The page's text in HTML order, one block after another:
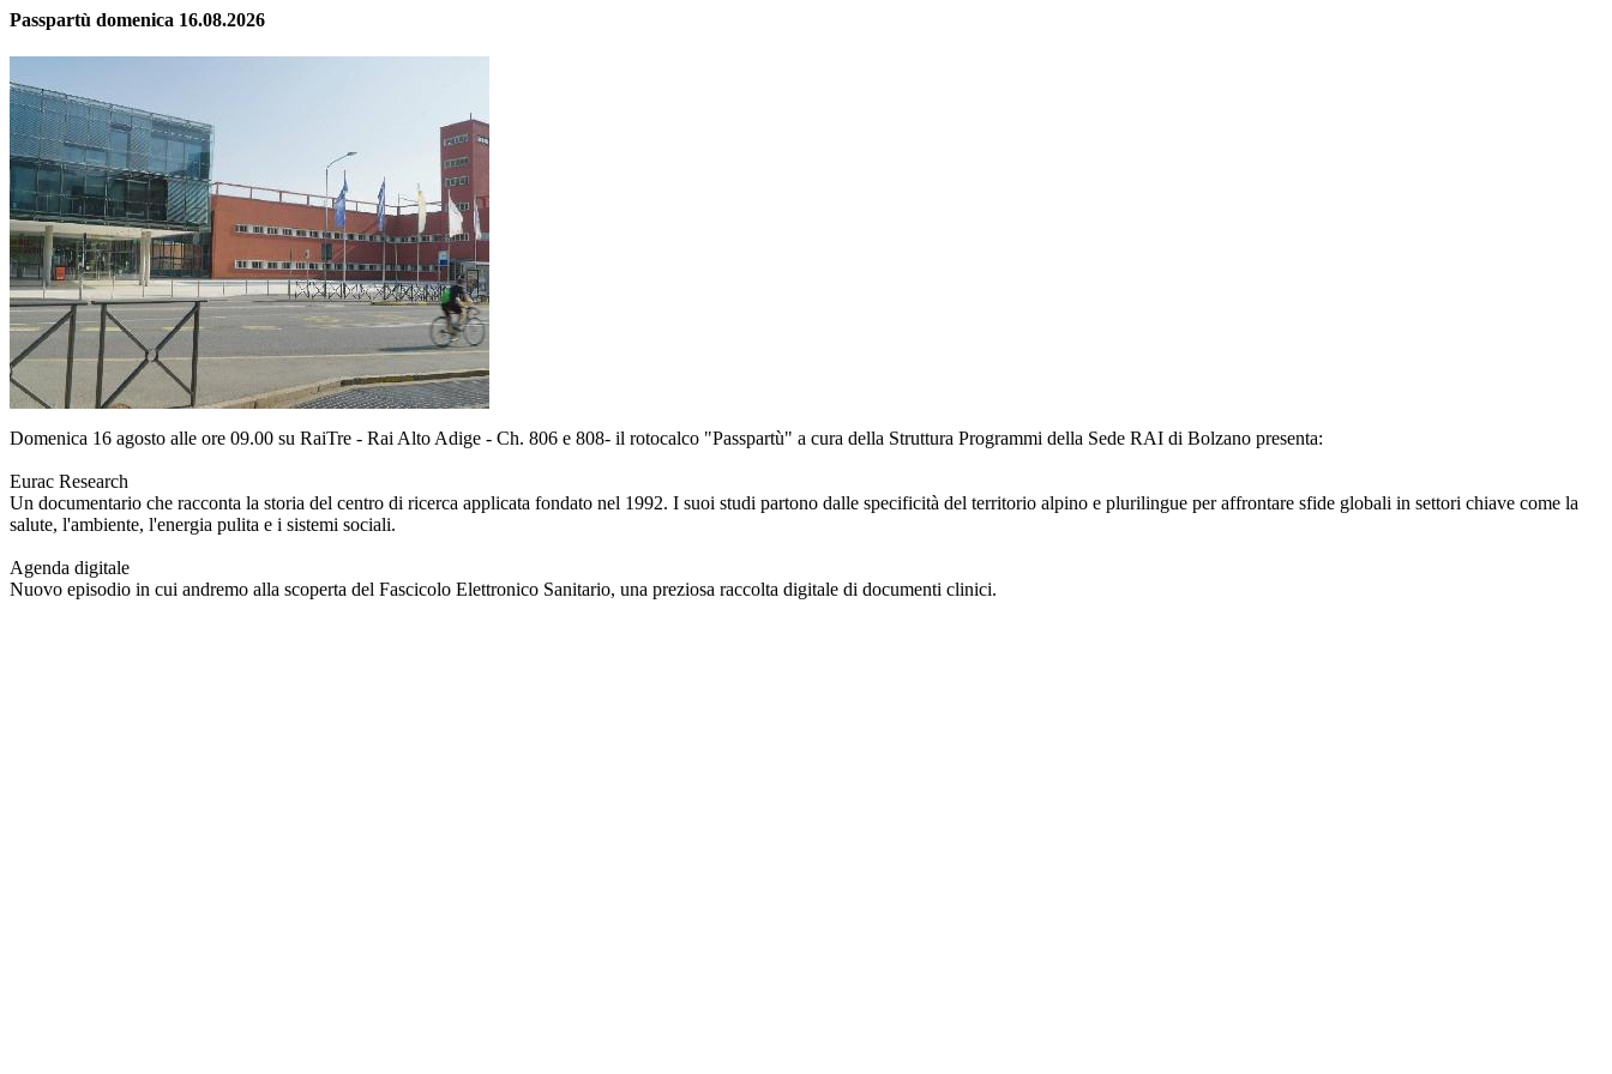
Passpartù domenica 16.08.2026
Domenica 16 agosto alle ore 09.00 su RaiTre - Rai Alto Adige - Ch. 806 e 808- il rotocalco "Passpartù" a cura della Struttura Programmi della Sede RAI di Bolzano presenta:
Eurac Research
Un documentario che racconta la storia del centro di ricerca applicata fondato nel 1992. I suoi studi partono dalle specificità del territorio alpino e plurilingue per affrontare sfide globali in settori chiave come la
salute, l'ambiente, l'energia pulita e i sistemi sociali.
Agenda digitale
Nuovo episodio in cui andremo alla scoperta del Fascicolo Elettronico Sanitario, una preziosa raccolta digitale di documenti clinici.